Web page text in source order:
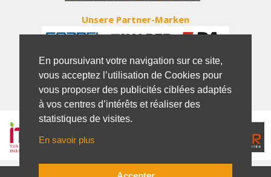
En poursuivant votre navigation sur ce site,
vous acceptez l’utilisation de Cookies pour
vous proposer des publicités ciblées adaptés
à vos centres d’intérêts et réaliser des
statistiques de visites.
En savoir plus
Unsere Partner-Marken